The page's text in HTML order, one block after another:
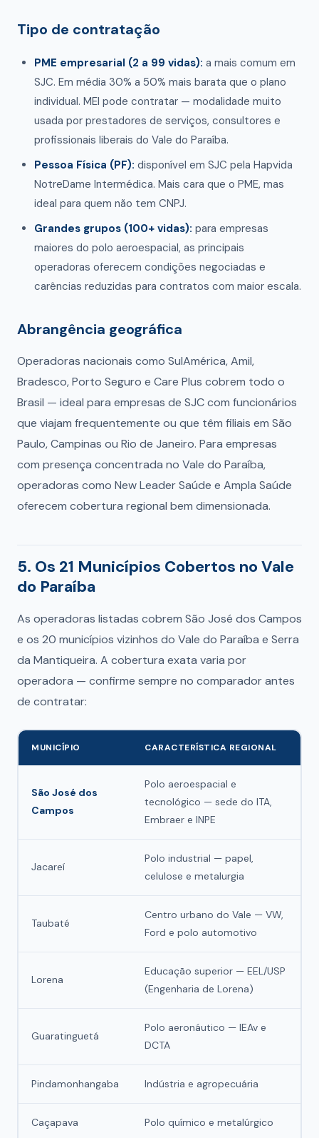
Tipo de contratação
PME empresarial (2 a 99 vidas): a mais comum em
SJC. Em média 30% a 50% mais barata que o plano
individual. MEI pode contratar — modalidade muito
usada por prestadores de serviços, consultores e
profissionais liberais do Vale do Paraíba.
Pessoa Física (PF): disponível em SJC pela Hapvida
NotreDame Intermédica. Mais cara que o PME, mas
ideal para quem não tem CNPJ.
Grandes grupos (100+ vidas): para empresas
maiores do polo aeroespacial, as principais
operadoras oferecem condições negociadas e
carências reduzidas para contratos com maior escala.
Abrangência geográfica
Operadoras nacionais como SulAmérica, Amil,
Bradesco, Porto Seguro e Care Plus cobrem todo o
Brasil — ideal para empresas de SJC com funcionários
que viajam frequentemente ou que têm filiais em São
Paulo, Campinas ou Rio de Janeiro. Para empresas
com presença concentrada no Vale do Paraíba,
operadoras como New Leader Saúde e Ampla Saúde
oferecem cobertura regional bem dimensionada.
5. Os 21 Municípios Cobertos no Vale
do Paraíba
As operadoras listadas cobrem São José dos Campos
e os 20 municípios vizinhos do Vale do Paraíba e Serra
da Mantiqueira. A cobertura exata varia por
operadora — confirme sempre no comparador antes
de contratar:
MUNICÍPIO CARACTERÍSTICA REGIONAL
São José dos
Campos
Polo aeroespacial e
tecnológico — sede do ITA,
Embraer e INPE
Jacareí
Polo industrial — papel,
celulose e metalurgia
Taubaté
Centro urbano do Vale — VW,
Ford e polo automotivo
Lorena
Educação superior — EEL/USP
(Engenharia de Lorena)
Guaratinguetá
Polo aeronáutico — IEAv e
DCTA
Pindamonhangaba Indústria e agropecuária
Caçapava Polo químico e metalúrgico